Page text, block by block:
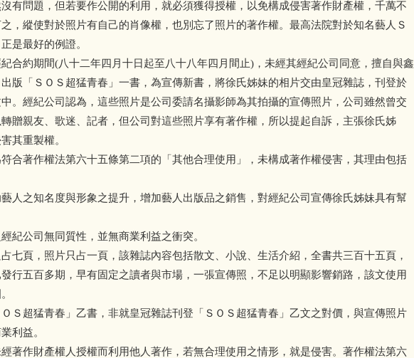
有問題，但若要作公開的利用，就必須獲得授權，以免構成侵害著作財產權，千萬不
，縱使對於照片有自己的肖像權，也別忘了照片的著作權。最高法院對於知名藝人Ｓ
是最好的例證。
合約期間(八十二年四月十日起至八十八年四月間止)，未經其經紀公司同意，擅自與鑫
版「ＳＯＳ超猛青春」一書，為宣傳新書，將徐氏姊妹的相片交由皇冠雜誌，刊登於
。經紀公司認為，這些照片是公司委請名攝影師為其拍攝的宣傳照片，公司雖然曾交
贈親友、歌迷、記者，但公司對這些照片享有著作權，所以提起自訴，主張徐氏姊
其重製權。
合著作權法第六十五條第二項的「其他合理使用」，未構成著作權侵害，其理由包括
人之知名度與形象之提升，增加藝人出版品之銷售，對經紀公司宣傳徐氏姊妹具有幫
紀公司無同質性，並無商業利益之衝突。
七頁，照片只占一頁，該雜誌內容包括散文、小說、生活介紹，全書共三百十五頁，
行五百多期，早有固定之讀者與市場，一張宣傳照，不足以明顯影響銷路，該文使用
Ｓ超猛青春」乙書，非就皇冠雜誌刊登「ＳＯＳ超猛青春」乙文之對價，與宣傳照片
利益。
著作財產權人授權而利用他人著作，若無合理使用之情形，就是侵害。著作權法第六